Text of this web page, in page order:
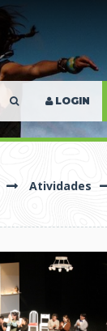
LOGIN
Atividades